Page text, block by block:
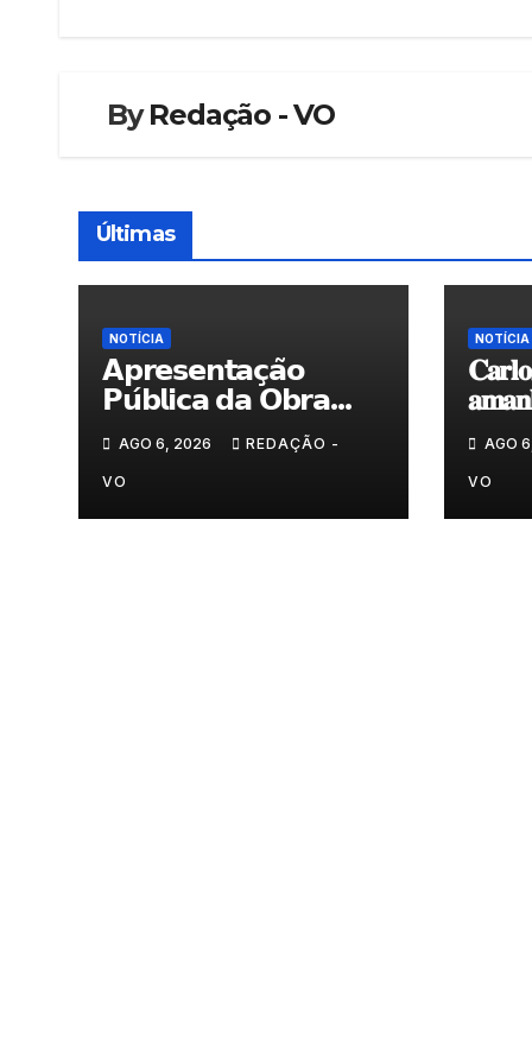
ByRedação - VO
Últimas
NOTÍCIA
𝗔𝗽𝗿𝗲𝘀𝗲𝗻𝘁𝗮𝗰̧𝗮̃𝗼
𝗣𝘂́𝗯𝗹𝗶𝗰𝗮 𝗱𝗮 𝗢𝗯𝗿𝗮
𝗙𝗲𝗹𝗶𝗰𝗶𝗱𝗮𝗱𝗲 𝗲 𝗲𝗹𝗮
𝗺𝗼𝗿𝗮 𝗰𝗼𝗺𝗶𝗴𝗼”
AGO 6, 2026 REDAÇÃO -
VO
NOTÍCIA
AGO
VO